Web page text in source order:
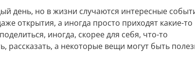
день, но в жизни случаются интересные
открытия, а иногда просто приходят какие-
иногда, скорее для себя, что-то
рассказать, а некоторые вещи могут быть